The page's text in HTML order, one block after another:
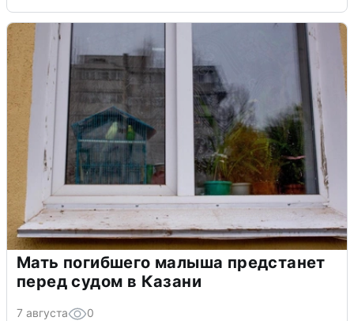
Мать погибшего малыша предстанет
перед судом в Казани
7 августа 0